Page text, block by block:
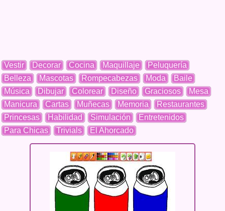
Vestir Decorar Cocina Maquillaje
Peluquería
Belleza
Mascotas Rompecabezas Moda
Baile
Música
Dibujar Colorear Diseño Graciosos
Mesa
Manicura
Cartas Muñecas Memoria
Restaurantes
Princesas
Habilidad Simulación
Entretenidos
Para Chicas
Trivials El Ahorcado